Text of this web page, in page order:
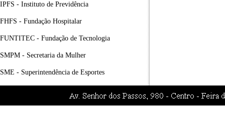
IPFS - Instituto de Previdência
FHFS - Fundação Hospitalar
FUNTITEC - Fundação de Tecnologia
SMPM - Secretaria da Mulher
SME - Superintendência de Esportes